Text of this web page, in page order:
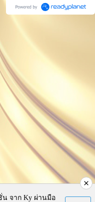
จาก Ky ผ่านมือ